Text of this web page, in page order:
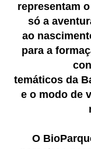
representam
só a
ao
para a
temáticos da
e o modo de
O